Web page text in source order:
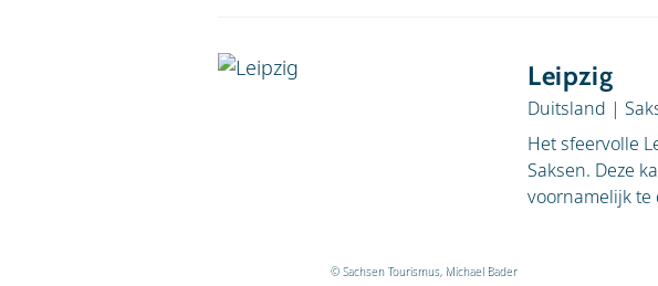
© Sachsen Tourismus, Michael Bader
Leipzig
Duitsland |
Het sfeervolle
Saksen. Deze
voornamelijk te